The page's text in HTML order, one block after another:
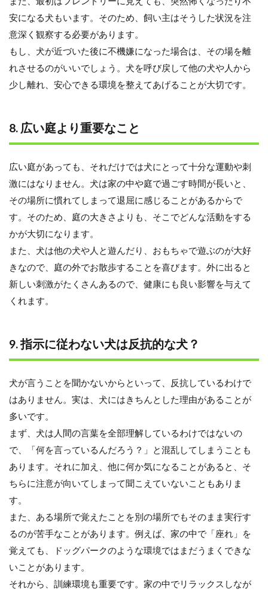
安になる犬もいます。そのため、飼い主はそうした状況を注
意深く観察する必要があります。
もし、犬が近づいた後に不機嫌になった場合は、その場を離
れさせるのがいいでしょう。犬を呼び戻して他の犬や人から
少し離れ、安心できる環境を整えてあげることが大切です。
8. 広い庭より重要なこと
広い庭があっても、それだけでは犬にとって十分な運動や刺
激にはなりません。犬は家の中や庭で過ごす時間が長いと、
その場所に慣れてしまって退屈に感じることがあるからで
す。そのため、庭の大きさよりも、そこでどんな活動をする
かが大切になります。
また、犬は他の犬や人と遊んだり、おもちゃで遊ぶのが大好
きなので、庭の外でお散歩することを喜びます。外に出ると
新しい刺激がたくさんあるので、健康にも良い影響を与えて
くれます。
9. 指示に従わない犬は反抗的な犬？
犬が言うことを聞かないからといって、反抗しているわけで
はありません。実は、犬にはきちんとした理由があることが
多いです。
まず、犬は人間の言葉を全部理解しているわけではないの
で、「何を言っているんだろう？」と混乱してしまうことも
あります。それに加え、他に何か気になることがあると、そ
ちらに注意が向いてしまって聞こえていないこともありま
す。
また、ある場所で覚えたことを別の場所でもそのまま実行す
るのが苦手なことがあります。例えば、家の中で「座れ」を
覚えても、ドッグパークのような環境ではまだうまくできな
いことがあります。
それから、訓練環境も重要です。家の中でリラックスしなが